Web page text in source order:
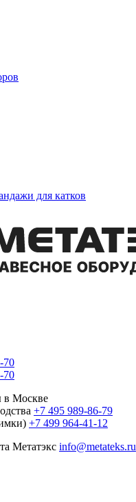
для катков
70
70
в Москве
+7 495 989-86-79
+7 499 964-41-12
info@metateks.ru